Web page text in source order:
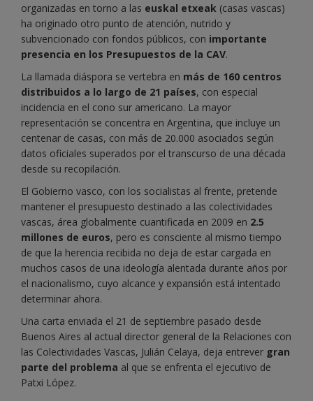
organizadas en torno a las euskal etxeak (casas vascas)
ha originado otro punto de atención, nutrido y
subvencionado con fondos públicos, con importante
presencia en los Presupuestos de la CAV.
La llamada diáspora se vertebra en más de 160 centros
distribuidos a lo largo de 21 países, con especial
incidencia en el cono sur americano. La mayor
representación se concentra en Argentina, que incluye un
centenar de casas, con más de 20.000 asociados según
datos oficiales superados por el transcurso de una década
desde su recopilación.
El Gobierno vasco, con los socialistas al frente, pretende
mantener el presupuesto destinado a las colectividades
vascas, área globalmente cuantificada en 2009 en 2.5
millones de euros, pero es consciente al mismo tiempo
de que la herencia recibida no deja de estar cargada en
muchos casos de una ideología alentada durante años por
el nacionalismo, cuyo alcance y expansión está intentado
determinar ahora.
Una carta enviada el 21 de septiembre pasado desde
Buenos Aires al actual director general de la Relaciones con
las Colectividades Vascas, Julián Celaya, deja entrever gran
parte del problema al que se enfrenta el ejecutivo de
Patxi López.